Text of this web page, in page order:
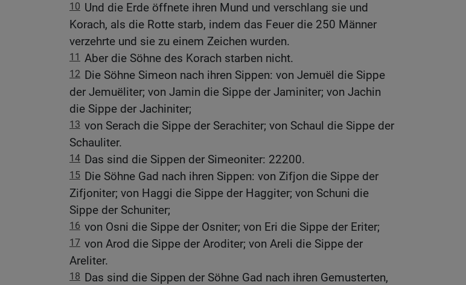
10 Und die Erde öffnete ihren Mund und verschlang sie und
Korach, als die Rotte starb, indem das Feuer die 250 Männer
verzehrte und sie zu einem Zeichen wurden.
11 Aber die Söhne des Korach starben nicht.
12 Die Söhne Simeon nach ihren Sippen: von Jemuël die Sippe
der Jemuëliter; von Jamin die Sippe der Jaminiter; von Jachin
die Sippe der Jachiniter;
13 von Serach die Sippe der Serachiter; von Schaul die Sippe der
Schauliter.
14 Das sind die Sippen der Simeoniter: 22200.
15 Die Söhne Gad nach ihren Sippen: von Zifjon die Sippe der
Zifjoniter; von Haggi die Sippe der Haggiter; von Schuni die
Sippe der Schuniter;
16 von Osni die Sippe der Osniter; von Eri die Sippe der Eriter;
17 von Arod die Sippe der Aroditer; von Areli die Sippe der
Areliter.
18 Das sind die Sippen der Söhne Gad nach ihren Gemusterten,